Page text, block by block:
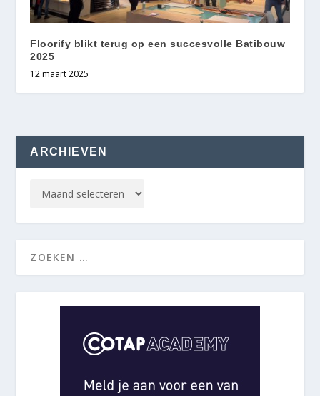
Floorify blikt terug op een succesvolle Batibouw
2025
12 maart 2025
ARCHIEVEN